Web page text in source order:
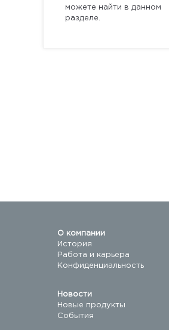
можете найти в данном
разделе.
О компании
История
Работа и карьера
Конфиденциальность
Новости
Новые продукты
События